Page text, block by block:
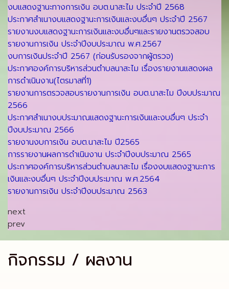
งบแสดงฐานะทางการเงิน อบต.นาสะไม ประจำปี 2568
ประกาศสำเนางบแสดงฐานะการเงินและงบอื่นๆ ประจำปี 2567
รายงานงบแสดงฐานะการเงินและงบอื่นๆและรายงานตรวจสอบ
รายงานการเงิน ประจำปีงบประมาณ พ.ศ.2567
งบการเงินประจำปี 2567 (ก่อนรับรองจากผู้ตรวจ)
ประกาศองค์การบริหารส่วนตำบลนาสะไม เรื่องรายงานแสดงผล
การดำเนินงาน(ไตรมาสที่1)
รายงานการตรวจสอบรายงานการเงิน อบต.นาสะไม ปีงบประมาณ
2566
ประกาศสำเนางบประมาณแสดงฐานะการเงินและงบอื่นๆ ประจำ
ปีงบประมาณ 2566
รายงานงบการเงิน อบต.นาสะไม ปี2565
การรายงานผลการดำเนินงาน ประจำปีงบประมาณ 2565
ประกาศองค์การบริหารส่วนตำบลนาสะไม เรื่องงบแสดงฐานะการ
เงินและงบอื่นๆ ประจำปีงบประมาณ พ.ศ.2564
รายงานการเงิน ประจำปีงบประมาณ 2563
next
prev
กิจกรรม / ผลงาน